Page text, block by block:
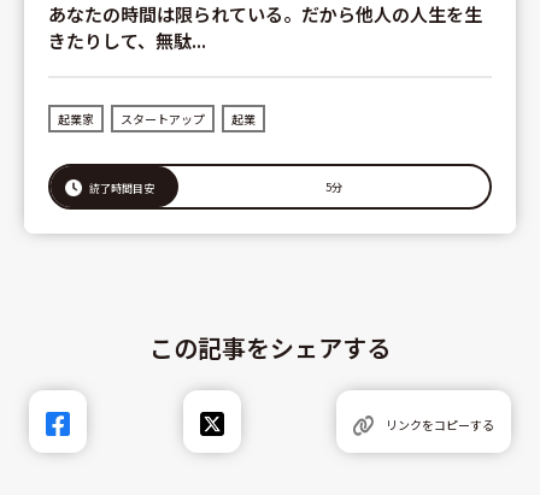
あなたの時間は限られている。だから他人の人生を生
きたりして、無駄...
起業家 スタートアップ 起業
読了時間目安 5分
この記事をシェアする
リンクをコピーする